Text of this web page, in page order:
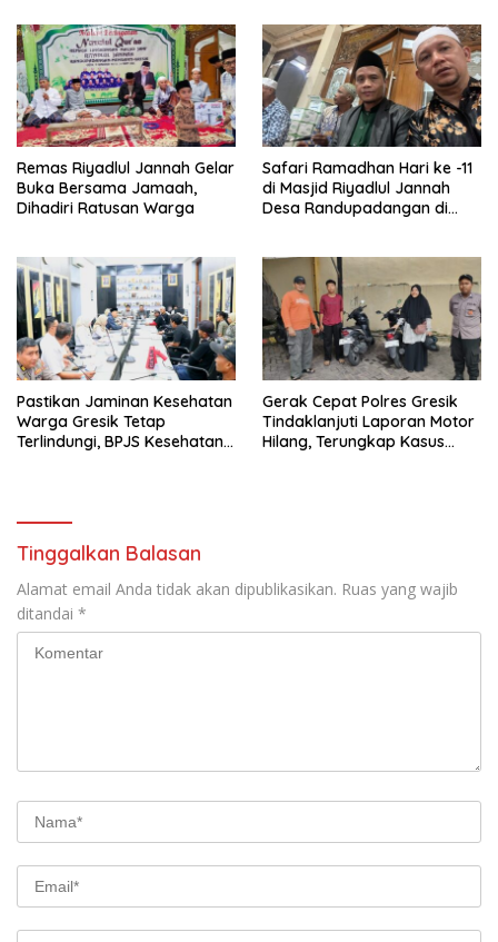
Remas Riyadlul Jannah Gelar
Buka Bersama Jamaah,
Dihadiri Ratusan Warga
Safari Ramadhan Hari ke -11
di Masjid Riyadlul Jannah
Desa Randupadangan di
Pastikan Jaminan Kesehatan
Warga Gresik Tetap
Terlindungi, BPJS Kesehatan
Gerak Cepat Polres Gresik
Tindaklanjuti Laporan Motor
Hilang, Terungkap Kasus
Tinggalkan Balasan
Alamat email Anda tidak akan dipublikasikan. Ruas yang wajib
ditandai *